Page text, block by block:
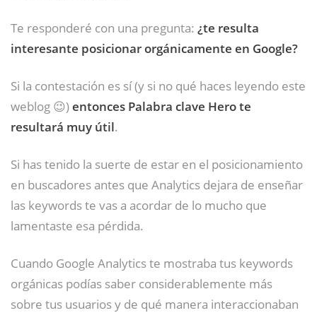
Te responderé con una pregunta: ¿te resulta
interesante posicionar orgánicamente en Google?
Si la contestación es sí (y si no qué haces leyendo este
weblog 😉)entonces Palabra clave Hero te
resultará muy útil.
Si has tenido la suerte de estar en el posicionamiento
en buscadores antes que Analytics dejara de enseñar
las keywords te vas a acordar de lo mucho que
lamentaste esa pérdida.
Cuando Google Analytics te mostraba tus keywords
orgánicas podías saber considerablemente más
sobre tus usuarios y de qué manera interaccionaban